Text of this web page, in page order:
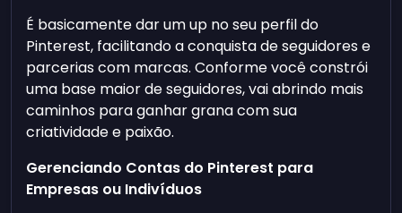
É basicamente dar um up no seu perfil do
Pinterest, facilitando a conquista de seguidores e
parcerias com marcas. Conforme você constrói
uma base maior de seguidores, vai abrindo mais
caminhos para ganhar grana com sua
criatividade e paixão.
Gerenciando Contas do Pinterest para
Empresas ou Indivíduos